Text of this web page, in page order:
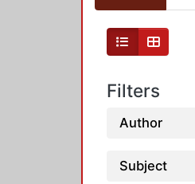
Filters
Author
Subject